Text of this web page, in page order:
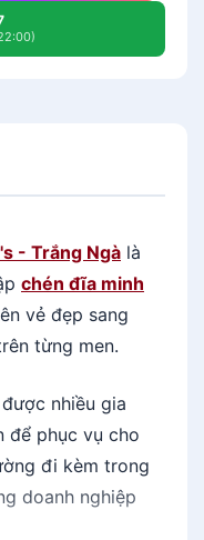
- Trắng Ngà là
chén đĩa minh
vẻ đẹp sang
từng men.
nhiều gia
để phục vụ cho
đi kèm trong
doanh nghiệp